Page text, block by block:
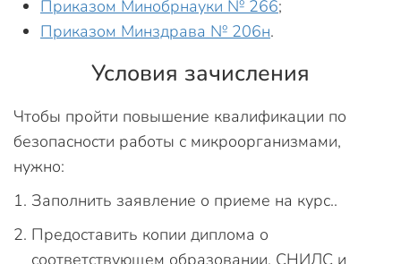
Приказом Минобрнауки № 266;
Приказом Минздрава № 206н.
Условия зачисления
Чтобы пройти повышение квалификации по
безопасности работы с микроорганизмами,
нужно:
Заполнить заявление о приеме на курс..
Предоставить копии диплома о
соответствующем образовании, СНИЛС и